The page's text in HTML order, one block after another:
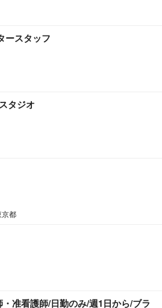
ースタッフ
タジオ
京都
准看護師/日勤のみ/週1日から/ブラ